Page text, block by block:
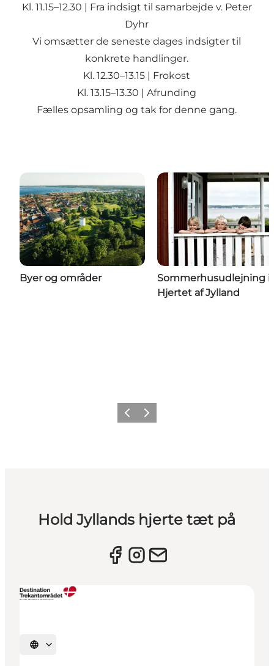
Kl. 11.15–12.30 | Fra indsigt til samarbejde v. Peter
Dyhr
Vi omsætter de seneste dages indsigter til
konkrete handlinger.
Kl. 12.30–13.15 | Frokost
Kl. 13.15–13.30 | Afrunding
Fælles opsamling og tak for denne gang.
Byer og områder
Sommerhusudlejning i
Hjertet af Jylland
Forrige billede
Næste billede
Hold Jyllands hjerte tæt på
Vælg sprog